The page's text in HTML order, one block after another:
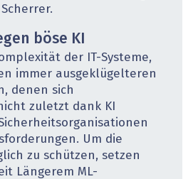
böse KI
der IT-Systeme,
immer ausgeklügelteren
denen sich
zuletzt dank KI
Um die
zu schützen, setzen
Längerem ML-